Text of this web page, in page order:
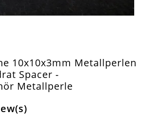
10x10x3mm Metallperlen
Spacer -
Metallperle